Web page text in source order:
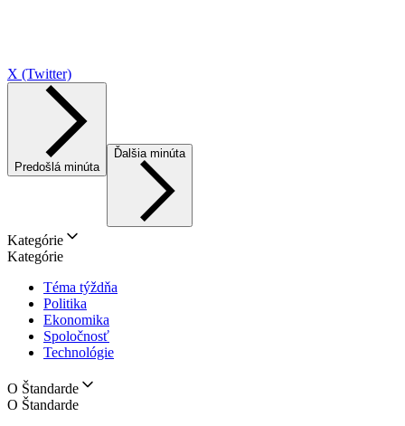
X (Twitter)
Predošlá minúta
Ďalšia minúta
Kategórie
Kategórie
Téma týždňa
Politika
Ekonomika
Spoločnosť
Technológie
O Štandarde
O Štandarde